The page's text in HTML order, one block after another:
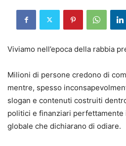
Viviamo nell’epoca della rabbia
Milioni di persone credono di
mentre, spesso
slogan e contenuti costruiti
politici e finanziari
globale che dichiarano di odiare.